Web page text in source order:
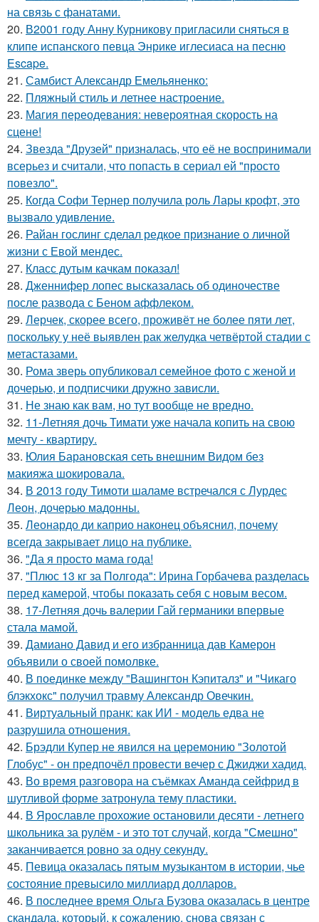
на связь с фанатами.
20. В2001 году Анну Курникову пригласили сняться в
клипе испанского певца Энрике иглесиаса на песню
Escape.
21. Самбист Александр Емельяненко:
22. Пляжный стиль и летнее настроение.
23. Магия переодевания: невероятная скорость на
сцене!
24. Звезда "Друзей" призналась, что её не воспринимали
всерьез и считали, что попасть в сериал ей "просто
повезло".
25. Когда Софи Тернер получила роль Лары крофт, это
вызвало удивление.
26. Райан гослинг сделал редкое признание о личной
жизни с Евой мендес.
27. Класс дутым качкам показал!
28. Дженнифер лопес высказалась об одиночестве
после развода с Беном аффлеком.
29. Лерчек, скорее всего, проживёт не более пяти лет,
поскольку у неё выявлен рак желудка четвёртой стадии с
метастазами.
30. Рома зверь опубликовал семейное фото с женой и
дочерью, и подписчики дружно зависли.
31. Не знаю как вам, но тут вообще не вредно.
32. 11-Летняя дочь Тимати уже начала копить на свою
мечту - квартиру.
33. Юлия Барановская сеть внешним Видом без
макияжа шокировала.
34. В 2013 году Тимоти шаламе встречался с Лурдес
Леон, дочерью мадонны.
35. Леонардо ди каприо наконец объяснил, почему
всегда закрывает лицо на публике.
36. "Да я просто мама года!
37. "Плюс 13 кг за Полгода": Ирина Горбачева разделась
перед камерой, чтобы показать себя с новым весом.
38. 17-Летняя дочь валерии Гай германики впервые
стала мамой.
39. Дамиано Давид и его избранница дав Камерон
объявили о своей помолвке.
40. В поединке между "Вашингтон Кэпиталз" и "Чикаго
блэкхокс" получил травму Александр Овечкин.
41. Виртуальный пранк: как ИИ - модель едва не
разрушила отношения.
42. Брэдли Купер не явился на церемонию "Золотой
Глобус" - он предпочёл провести вечер с Джиджи хадид.
43. Во время разговора на съёмках Аманда сейфрид в
шутливой форме затронула тему пластики.
44. В Ярославле прохожие остановили десяти - летнего
школьника за рулём - и это тот случай, когда "Смешно"
заканчивается ровно за одну секунду.
45. Певица оказалась пятым музыкантом в истории, чье
состояние превысило миллиард долларов.
46. В последнее время Ольга Бузова оказалась в центре
скандала, который, к сожалению, снова связан с